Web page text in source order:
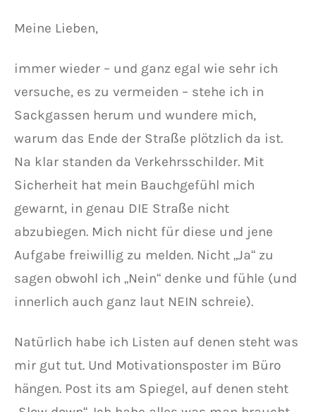
Meine Lieben,
immer wieder – und ganz egal wie sehr ich
versuche, es zu vermeiden – stehe ich in
Sackgassen herum und wundere mich,
warum das Ende der Straße plötzlich da ist.
Na klar standen da Verkehrsschilder. Mit
Sicherheit hat mein Bauchgefühl mich
gewarnt, in genau DIE Straße nicht
abzubiegen. Mich nicht für diese und jene
Aufgabe freiwillig zu melden. Nicht „Ja“ zu
sagen obwohl ich „Nein“ denke und fühle (und
innerlich auch ganz laut NEIN schreie).
Natürlich habe ich Listen auf denen steht was
mir gut tut. Und Motivationsposter im Büro
hängen. Post its am Spiegel, auf denen steht